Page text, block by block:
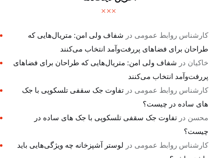
کارشناس روابط عمومی در شفاف ولی امن: متریال‌هایی که
طراحان برای فضاهای پررفت‌وآمد انتخاب می‌کنند
خاکیان در شفاف ولی امن: متریال‌هایی که طراحان برای فضاهای
پررفت‌وآمد انتخاب می‌کنند
کارشناس روابط عمومی درتفاوت جک سقفی تلسکوپی با جک
های ساده در چیست؟
محسن درتفاوت جک سقفی تلسکوپی با جک های ساده در
چیست؟
کارشناس روابط عمومی در لوستر آشپزخانه چه ویژگی‌هایی باید